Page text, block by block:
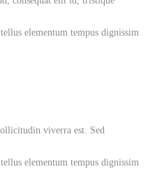
elementum tempus dignissim
viverra est. Sed
elementum tempus dignissim